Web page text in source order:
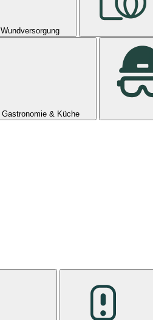
Wundversorgung
Gastronomie & Küche